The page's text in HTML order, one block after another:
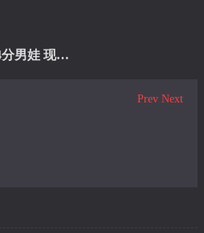
龙魂人形社 通贩 西泽-B 4分男娃 现代BJD娃娃
Prev Next